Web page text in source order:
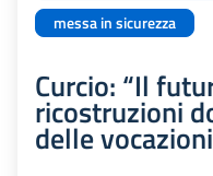
messa in sicurezza
Curcio: “Il
ricostruzioni
delle